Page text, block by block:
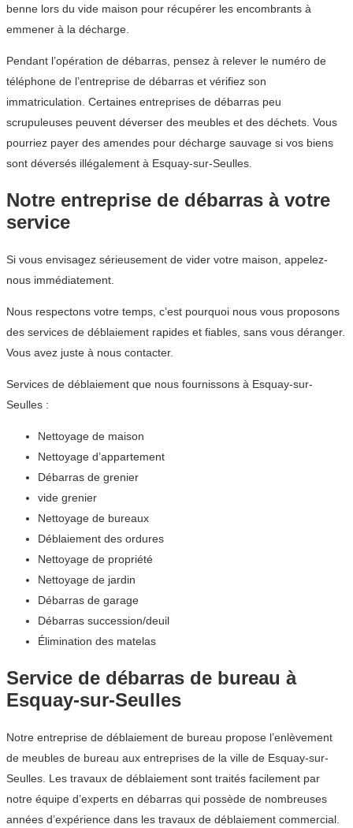
benne lors du vide maison pour récupérer les encombrants à
emmener à la décharge.
Pendant l’opération de débarras, pensez à relever le numéro de
téléphone de l’entreprise de débarras et vérifiez son
immatriculation. Certaines entreprises de débarras peu
scrupuleuses peuvent déverser des meubles et des déchets. Vous
pourriez payer des amendes pour décharge sauvage si vos biens
sont déversés illégalement à Esquay-sur-Seulles.
Notre entreprise de débarras à votre
service
Si vous envisagez sérieusement de vider votre maison, appelez-
nous immédiatement.
Nous respectons votre temps, c’est pourquoi nous vous proposons
des services de déblaiement rapides et fiables, sans vous déranger.
Vous avez juste à nous contacter.
Services de déblaiement que nous fournissons à Esquay-sur-
Seulles :
Nettoyage de maison
Nettoyage d’appartement
Débarras de grenier
vide grenier
Nettoyage de bureaux
Déblaiement des ordures
Nettoyage de propriété
Nettoyage de jardin
Débarras de garage
Débarras succession/deuil
Élimination des matelas
Service de débarras de bureau à
Esquay-sur-Seulles
Notre entreprise de déblaiement de bureau propose l’enlèvement
de meubles de bureau aux entreprises de la ville de Esquay-sur-
Seulles. Les travaux de déblaiement sont traités facilement par
notre équipe d’experts en débarras qui possède de nombreuses
années d’expérience dans les travaux de déblaiement commercial.